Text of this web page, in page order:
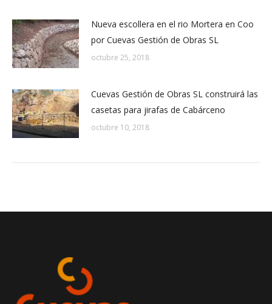
Nueva escollera en el rio Mortera en Coo
por Cuevas Gestión de Obras SL
octubre 25, 2018
Cuevas Gestión de Obras SL construirá las
casetas para jirafas de Cabárceno
octubre 10, 2018